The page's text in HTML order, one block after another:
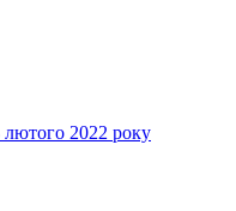
2022 року